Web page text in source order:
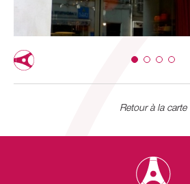
Retour à la carte